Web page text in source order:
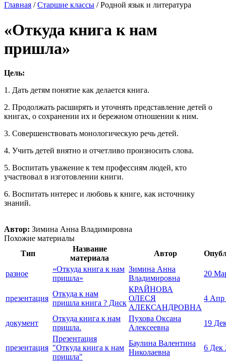
Главная /Старшие классы /Родной язык и литература
«Откуда книга к нам
пришла»
Цель:
1. Дать детям понятие как делается книга.
2. Продолжать расширять и уточнять представление детей о
книгах, о сохранении их и бережном отношении к ним.
3. Совершенствовать монологическую речь детей.
4. Учить детей внятно и отчетливо произносить слова.
5. Воспитать уважение к тем профессиям людей, кто
участвовал в изготовлении книги.
6. Воспитать интерес и любовь к книге, как источнику
знаний.
Автор: Зимина Анна Владимировна
Похожие материалы
Тип
Название
материала
Автор
разное
«Откуда книга к нам
пришла»
Зимина Анна
Владимировна
20
презентация
Откуда к нам
пришла книга ? Диск
КРАЙНОВА
ОЛЕСЯ
АЛЕКСАНДРОВНА
4 Апр
документ
Откуда книга к нам
пришла.
Пухова Оксана
Алексеевна
19
презентация
Презентация
"Откуда книга к нам
пришла"
Баулина Валентина
Николаевна
6 Дек